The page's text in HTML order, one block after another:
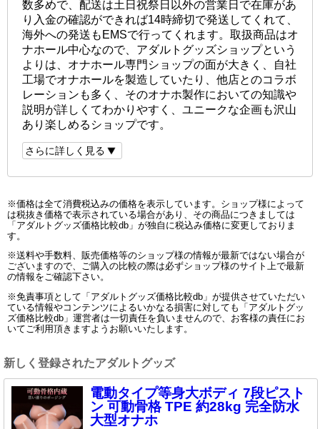
数多めで、配送は土日祝祭日以外の営業日で在庫があ
り入金の確認ができれば14時締切で発送してくれて、
海外への発送もEMSで行ってくれます。取扱商品はオ
ナホール中心なので、アダルトグッズショップという
よりは、オナホール専門ショップの面が大きく、自社
工場でオナホールを製造していたり、他店とのコラボ
レーションも多く、そのオナホ製作においての知識や
説明が詳しくてわかりやすく、ユニークな企画も沢山
あり楽しめるショップです。
さらに詳しく見る
※価格は全て消費税込みの価格を表示しています。ショップ様によって
は税抜き価格で表示されている場合があり、その商品につきましては
「アダルトグッズ価格比較db」が独自に税込み価格に変更しておりま
す。
※送料や手数料、販売価格等のショップ様の情報が最新ではない場合が
ございますので、ご購入の比較の際は必ずショップ様のサイト上で最新
の情報をご確認下さい。
※免責事項として「アダルトグッズ価格比較db」が提供させていただい
ている情報やコンテンツによるいかなる損害に対しても「アダルトグッ
ズ価格比較db」運営者は一切責任を負いませんので、お客様の責任にお
いてご利用頂きますようお願いいたします。
新しく登録されたアダルトグッズ
電動タイプ等身大ボディ 7段ピスト
ン 可動骨格 TPE 約28kg 完全防水
大型オナホ